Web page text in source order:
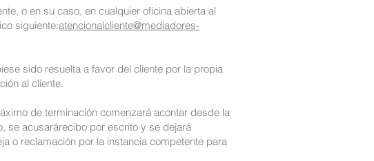
o en su caso, en cualquier oficina abierta al
siguiente:atencionalcliente@mediadores-
sido resuelta a favor del cliente por la propia
al cliente.
de terminación comenzará acontar desde la
se acusarárecibo por escrito y se dejará
o reclamación por la instancia competente para